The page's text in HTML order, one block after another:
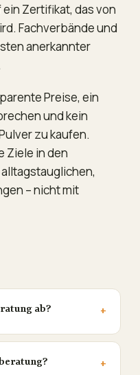
ein Zertifikat, das von
Fachverbände und
anerkannter
Preise, ein
und kein
zu kaufen.
Ziele in den
– nicht mit
ab?